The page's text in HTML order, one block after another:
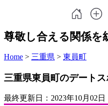
尊敬し合える関係を
Home > 三重県 > 東員町
三重県東員町のデートス
最終更新日： 2023年10月02日